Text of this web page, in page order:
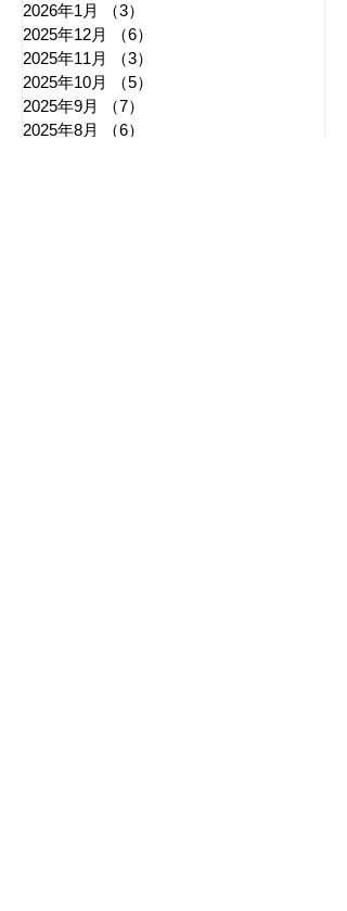
2026年1月
（3）
2025年12月
（6）
2025年11月
（3）
2025年10月
（5）
2025年9月
（7）
2025年8月
（6）